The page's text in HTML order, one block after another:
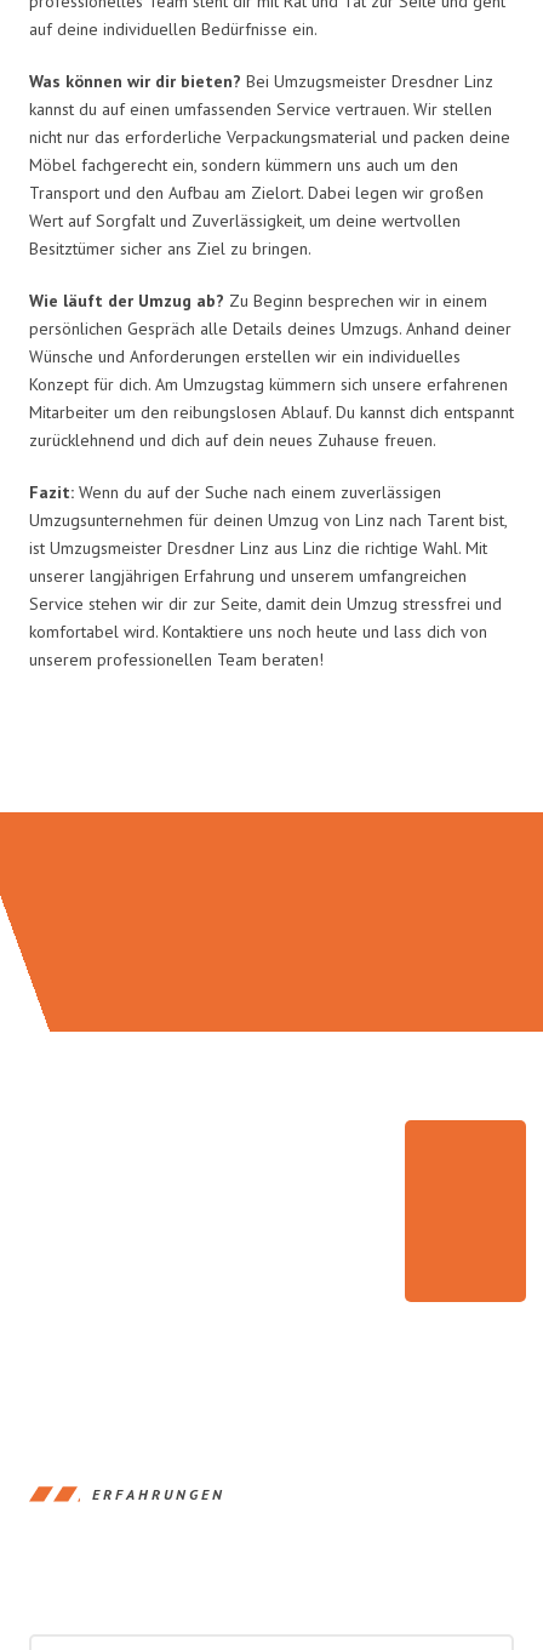
auf deine individuellen Bedürfnisse ein.
Was können wir dir bieten? Bei Umzugsmeister Dresdner Linz
kannst du auf einen umfassenden Service vertrauen. Wir stellen
nicht nur das erforderliche Verpackungsmaterial und packen deine
Möbel fachgerecht ein, sondern kümmern uns auch um den
Transport und den Aufbau am Zielort. Dabei legen wir großen
Wert auf Sorgfalt und Zuverlässigkeit, um deine wertvollen
Besitztümer sicher ans Ziel zu bringen.
Wie läuft der Umzug ab? Zu Beginn besprechen wir in einem
persönlichen Gespräch alle Details deines Umzugs. Anhand deiner
Wünsche und Anforderungen erstellen wir ein individuelles
Konzept für dich. Am Umzugstag kümmern sich unsere erfahrenen
Mitarbeiter um den reibungslosen Ablauf. Du kannst dich entspannt
zurücklehnend und dich auf dein neues Zuhause freuen.
Fazit: Wenn du auf der Suche nach einem zuverlässigen
Umzugsunternehmen für deinen Umzug von Linz nach Tarent bist,
ist Umzugsmeister Dresdner Linz aus Linz die richtige Wahl. Mit
unserer langjährigen Erfahrung und unserem umfangreichen
Service stehen wir dir zur Seite, damit dein Umzug stressfrei und
komfortabel wird. Kontaktiere uns noch heute und lass dich von
unserem professionellen Team beraten!
ERFAHRUNGEN